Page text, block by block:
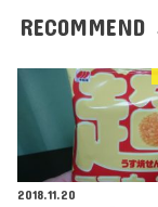
RECOMMEND
2018.11.20